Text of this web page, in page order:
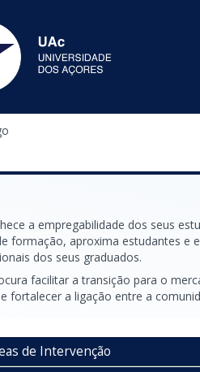
a empregabilidade dos seus
formação, aproxima estudantes
dos seus graduados.
facilitar a transição para o
fortalecer a ligação entre a
de Intervenção